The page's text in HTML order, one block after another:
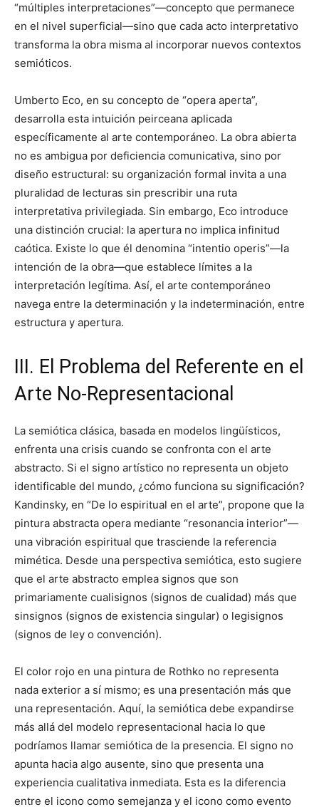
“múltiples interpretaciones”—concepto que permanece
en el nivel superficial—sino que cada acto interpretativo
transforma la obra misma al incorporar nuevos contextos
semióticos.
Umberto Eco, en su concepto de “opera aperta”,
desarrolla esta intuición peirceana aplicada
específicamente al arte contemporáneo. La obra abierta
no es ambigua por deficiencia comunicativa, sino por
diseño estructural: su organización formal invita a una
pluralidad de lecturas sin prescribir una ruta
interpretativa privilegiada. Sin embargo, Eco introduce
una distinción crucial: la apertura no implica infinitud
caótica. Existe lo que él denomina “intentio operis”—la
intención de la obra—que establece límites a la
interpretación legítima. Así, el arte contemporáneo
navega entre la determinación y la indeterminación, entre
estructura y apertura.
III. El Problema del Referente en el
Arte No-Representacional
La semiótica clásica, basada en modelos lingüísticos,
enfrenta una crisis cuando se confronta con el arte
abstracto. Si el signo artístico no representa un objeto
identificable del mundo, ¿cómo funciona su significación?
Kandinsky, en “De lo espiritual en el arte”, propone que la
pintura abstracta opera mediante “resonancia interior”—
una vibración espiritual que trasciende la referencia
mimética. Desde una perspectiva semiótica, esto sugiere
que el arte abstracto emplea signos que son
primariamente cualisignos (signos de cualidad) más que
sinsignos (signos de existencia singular) o legisignos
(signos de ley o convención).
El color rojo en una pintura de Rothko no representa
nada exterior a sí mismo; es una presentación más que
una representación. Aquí, la semiótica debe expandirse
más allá del modelo representacional hacia lo que
podríamos llamar semiótica de la presencia. El signo no
apunta hacia algo ausente, sino que presenta una
experiencia cualitativa inmediata. Esta es la diferencia
entre el icono como semejanza y el icono como evento